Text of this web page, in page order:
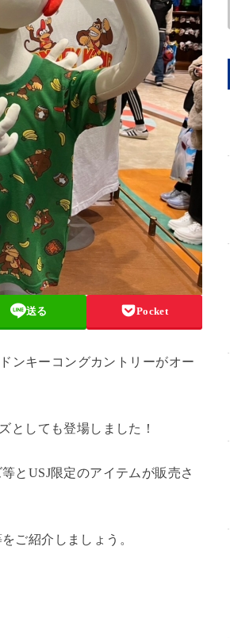
送る Pocket
ンキーコングカントリーがオー
としても登場しました！
とUSJ限定のアイテムが販売さ
ご紹介しましょう。